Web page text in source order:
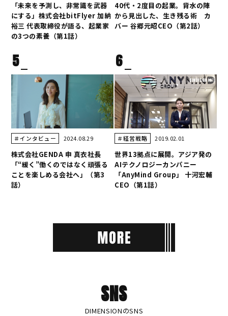
「未来を予測し、非常識を武器
にする」株式会社bitFlyer 加納
裕三 代表取締役が語る、起業家
の3つの素養（第1話）
40代・2度目の起業。背水の陣
から見出した、生き残る術 カ
バー 谷郷元昭CEO（第2話）
5
＃インタビュー 2024.08.29
株式会社GENDA 申 真衣社長
「“緩く”働くのではなく頑張る
ことを楽しめる会社へ」（第3
話）
6
＃経営戦略 2019.02.01
世界13拠点に展開。アジア発の
AIテクノロジーカンパニー
「AnyMind Group」 十河宏輔
CEO（第1話）
SNS
DIMENSIONのSNS